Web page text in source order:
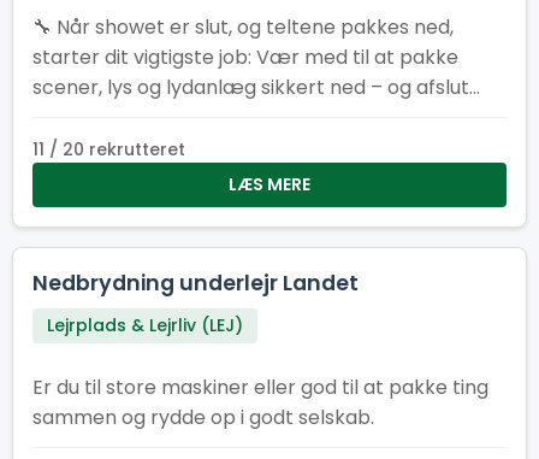
🔧 Når showet er slut, og teltene pakkes ned,
starter dit vigtigste job: Vær med til at pakke
scener, lys og lydanlæg sikkert ned – og afslut
11 / 20 rekrutteret
LÆS MERE
Nedbrydning underlejr Landet
Lejrplads & Lejrliv (LEJ)
Er du til store maskiner eller god til at pakke ting
sammen og rydde op i godt selskab.